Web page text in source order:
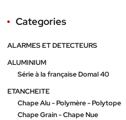
Categories
ALARMES ET DETECTEURS
ALUMINIUM
Série à la française Domal 40
ETANCHEITE
Chape Alu - Polymère - Polytope
Chape Grain - Chape Nue